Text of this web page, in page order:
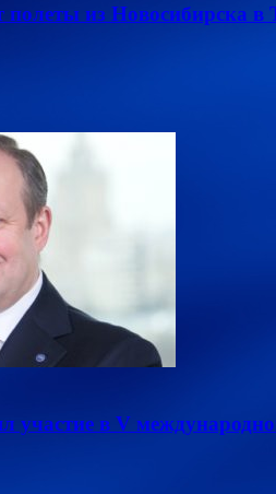
из Новосибирска в
участие в V